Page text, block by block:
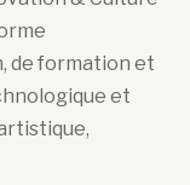
et